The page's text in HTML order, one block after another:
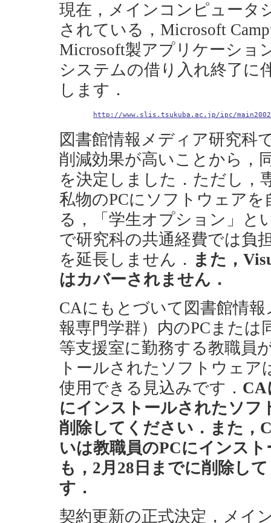
現在，メインコンピュータ
されている，Microsoft
Microsoft製アプリケーショ
システムの借り入れ終了に
します．
http://www.slis.tsukuba.ac.jp/ipc/
図書館情報メディア研究科
削減効果が高いことから，
を決定しました．ただし，
私物のPCにソフトウェア
る，「学生オプション」と
で研究科の共通経費では負
を延長しません． また，
はカバーされません．
CAにもとづいて図書館情
報専門学群）内のPCまたは
等支援室に勤務する教職員
トールされたソフトウェア
使用できる見込みです． CA
にインストールされたソフ
削除してください．また，
いは教職員のPCにインス
も，2月28日までに削除し
す．
契約更新の正式決定，メイ